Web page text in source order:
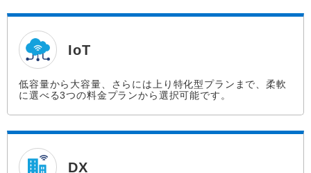
IoT
低容量から大容量、さらには上り特化型プランまで、柔軟
に選べる3つの料金プランから選択可能です。
DX